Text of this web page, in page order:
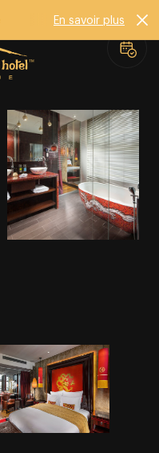
En savoir plus